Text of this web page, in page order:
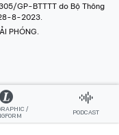
GP-BTTTT do Bộ Thông
8-2023.
PHÓNG.
/
PODCAST